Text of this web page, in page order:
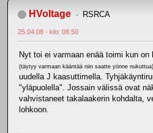
HVoltage RSRCA
25.04.08 - klo: 08.50
Nyt toi ei varmaan enää toimi kun
(täytyy varmaan kääntää niin saatte yönne nukuttua)
uudella J kaasuttimella.
"yläpuolella". Jossain välissä ovat
vahvistaneet takalaakerin kohdalta,
lohkoon.